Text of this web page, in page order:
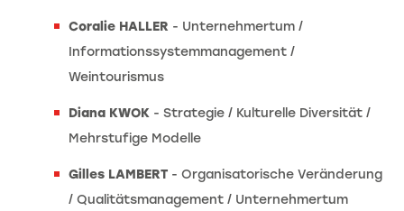
Coralie HALLER - Unternehmertum /
Informationssystemmanagement /
Weintourismus
Diana KWOK - Strategie / Kulturelle Diversität /
Mehrstufige Modelle
Gilles LAMBERT - Organisatorische Veränderung
/ Qualitätsmanagement / Unternehmertum